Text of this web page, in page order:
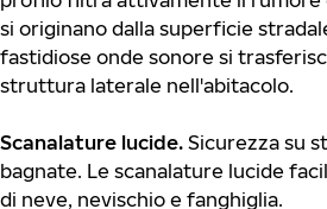
si originano dalla superficie
fastidiose onde sonore si
struttura laterale nell'abitacolo.
Scanalature lucide. Sicurezza su
bagnate. Le scanalature lucide
di neve, nevischio e fanghiglia.